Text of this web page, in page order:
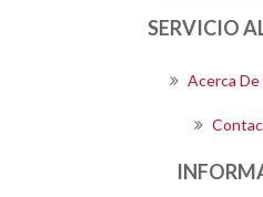
SERVICIO
Acerca